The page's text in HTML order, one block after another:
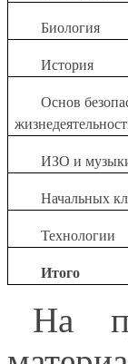
Биология
История
Основ
ИЗО и
Начальных
Технологии
Итого
На